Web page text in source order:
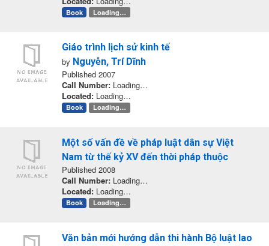
Book Loading…
Giáo trình lịch sử kinh tế
by Nguyễn, Trí Dĩnh
Published 2007
Call Number: Loading…
Located: Loading…
Book Loading…
Một số vấn đề về pháp luật dân sự Việt
Nam từ thế kỷ XV đến thời pháp thuộc
Published 2008
Call Number: Loading…
Located: Loading…
Book Loading…
Văn bản mới hướng dẫn thi hành Bộ luật lao